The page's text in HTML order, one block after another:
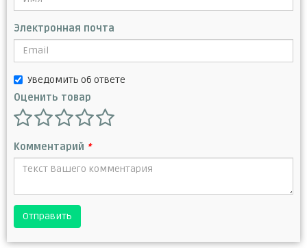
Электронная почта
Уведомить об ответе
Оценить товар
Комментарий *
Отправить